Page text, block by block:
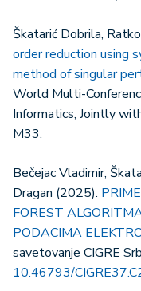
Škatarić Dobrila,
order reduction using
method of singular
World Multi-
Informatics, Jointly
M33.
Bečejac Vladimir,
Dragan (2025).
FOREST
PODACIMA
savetovanje CIGRE
10.46793/